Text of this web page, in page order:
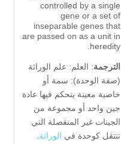
controlled by a single
gene or a set of
inseparable genes that
are passed on as a unit in
heredity.
الترجمة: العلم: علم الوراثة
(صفة الوحدة): سمة أو
خاصية معينة يتحكم فيها عادة
جين واحد أو مجموعة من
الجينات غير المنفصلة التي
تنتقل كوحدة في الوراثة